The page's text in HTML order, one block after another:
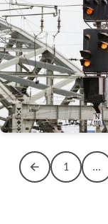
1 ...